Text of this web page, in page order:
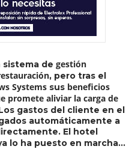
sistema de gestión
, pero tras el
Systems sus beneficios
promete aliviar la carga de
gastos del cliente en el
automáticamente a
El hotel
lo ha puesto en marcha…